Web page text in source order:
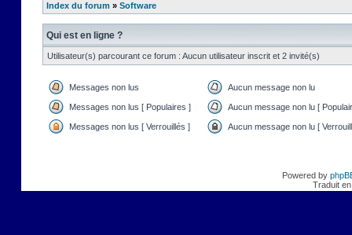
Index du forum » Software
Qui est en ligne ?
Utilisateur(s) parcourant ce forum : Aucun utilisateur inscrit et 2 invité(s)
Messages non lus Aucun message non lu
Messages non lus [ Populaires ] Aucun message non lu [
Messages non lus [ Verrouillés ] Aucun message non lu [
Powered by
Traduit